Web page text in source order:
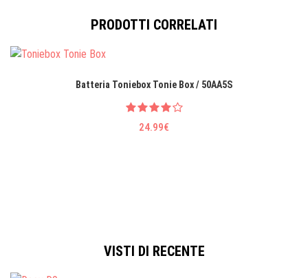
PRODOTTI CORRELATI
Batteria Toniebox Tonie Box / 50AA5S
24.99€
VISTI DI RECENTE